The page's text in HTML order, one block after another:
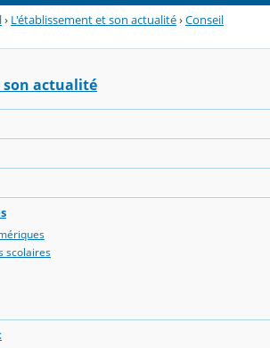
› L'établissement et son actualité›Conseil
son actualité
scolaires